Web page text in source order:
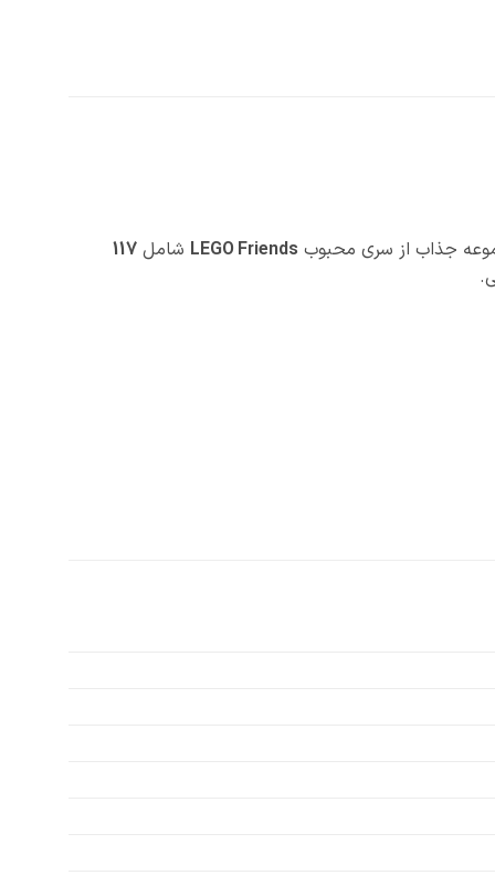
جذاب از سری محبوب LEGO Friends شامل 117